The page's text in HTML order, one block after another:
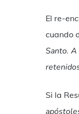
El re-
cuando
Santo.
Si la